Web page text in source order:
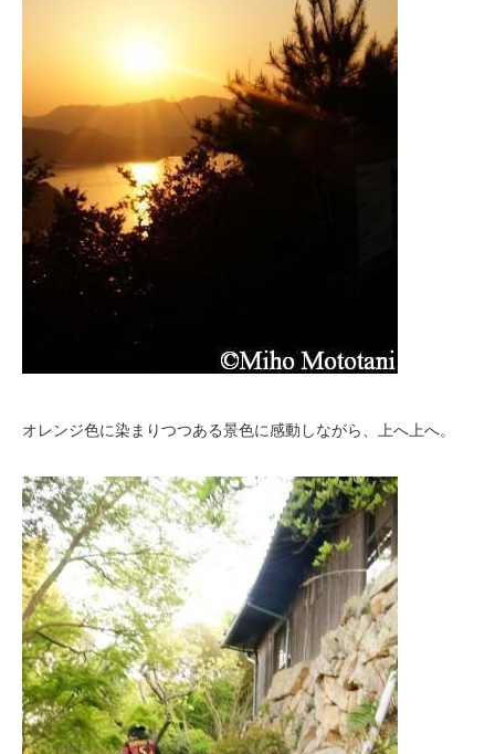
オレンジ色に染まりつつある景色に感動しながら、上へ上へ。